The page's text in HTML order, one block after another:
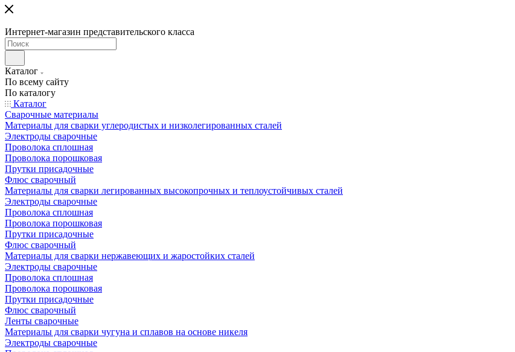
Интернет-магазин представительского класса
Каталог
По всему сайту
По каталогу
Каталог
Сварочные материалы
Материалы для сварки углеродистых и низколегированных сталей
Электроды сварочные
Проволока сплошная
Проволока порошковая
Прутки присадочные
Флюс сварочный
Материалы для сварки легированных высокопрочных и теплоустойчивых сталей
Электроды сварочные
Проволока сплошная
Проволока порошковая
Прутки присадочные
Флюс сварочный
Материалы для сварки нержавеющих и жаростойких сталей
Электроды сварочные
Проволока сплошная
Проволока порошковая
Прутки присадочные
Флюс сварочный
Ленты сварочные
Материалы для сварки чугуна и сплавов на основе никеля
Электроды сварочные